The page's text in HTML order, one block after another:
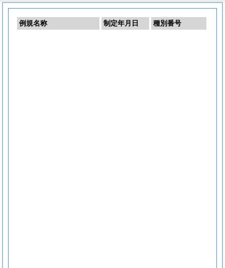
例規名称 制定年月日 種別番号